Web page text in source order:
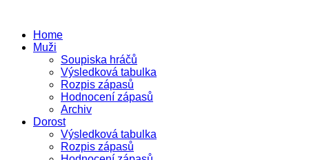
Home
Muži
Soupiska hráčů
Výsledková tabulka
Rozpis zápasů
Hodnocení zápasů
Archiv
Dorost
Výsledková tabulka
Rozpis zápasů